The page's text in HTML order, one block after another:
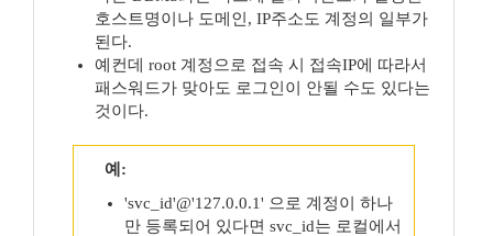
호스트명이나 도메인, IP주소도 계정의 일부가
된다.
예컨데 root 계정으로 접속 시 접속IP에 따라서
패스워드가 맞아도 로그인이 안될 수도 있다는
것이다.
예:
'svc_id'@'127.0.0.1' 으로 계정이 하나
만 등록되어 있다면 svc_id는 로컬에서